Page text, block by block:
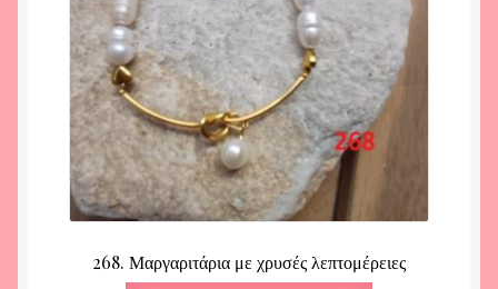
268. Μαργαριτάρια με χρυσές λεπτομέρειες